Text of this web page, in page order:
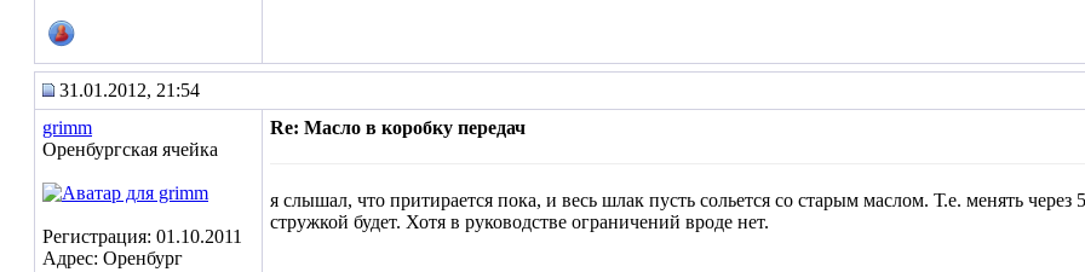
31.01.2012, 21:54
grimm
Оренбургская ячейка
Регистрация: 01.10.2011
Адрес: Оренбург
Re: Масло в коробку передач
я слышал, что притирается пока, и весь шлак пусть сольется со старым маслом. Т.е. менять
стружкой будет. Хотя в руководстве ограничений вроде нет.